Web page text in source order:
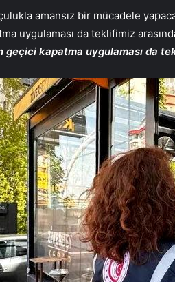
amansız bir mücadele
uygulaması da teklifimiz
geçici kapatma uygulaması da